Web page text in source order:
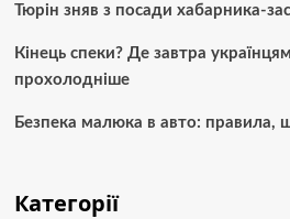
Тюрін зняв з посади хабарника-
Кінець спеки? Де завтра
прохолодніше
Безпека малюка в авто: правила,
Категорії